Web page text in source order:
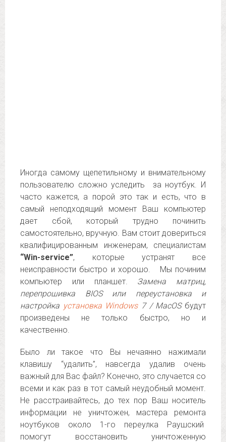
Иногда самому щепетильному и внимательному
пользователю сложно уследить за ноутбук. И
часто кажется, а порой это так и есть, что в
самый неподходящий момент Ваш компьютер
дает сбой, который трудно починить
самостоятельно, вручную. Вам стоит довериться
квалифицированным инженерам, специалистам
“Win-service”, которые устранят все
неисправности быстро и хорошо. Мы починим
компьютер или планшет. Замена матриц,
перепрошивка BIOS или переустановка и
настройка установка Windows7 / MacOSбудут
произведены не только быстро, но и
качественно.
Было ли такое что Вы нечаянно нажимали
клавишу “удалить”, навсегда удалив очень
важный для Вас файл? Конечно, это случается со
всеми и как раз в тот самый неудобный момент.
Не расстраивайтесь, до тех пор Ваш носитель
информации не уничтожен, мастера ремонта
ноутбуков около 1-го переулка Раушский
помогут восстановить уничтоженную